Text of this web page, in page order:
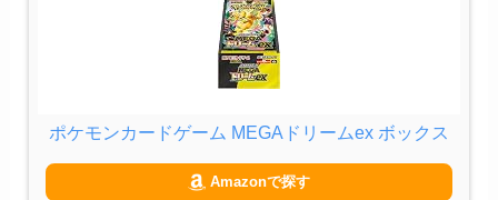
ポケモンカードゲーム MEGAドリームex ボックス
Amazonで探す